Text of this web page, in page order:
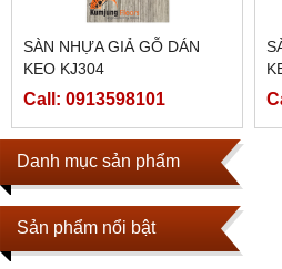
Danh mục sản phẩm
Sản phẩm nổi bật
SÀN NHỰA GIẢ GỖ DÁN
KEO KJ304
Call: 0913598101